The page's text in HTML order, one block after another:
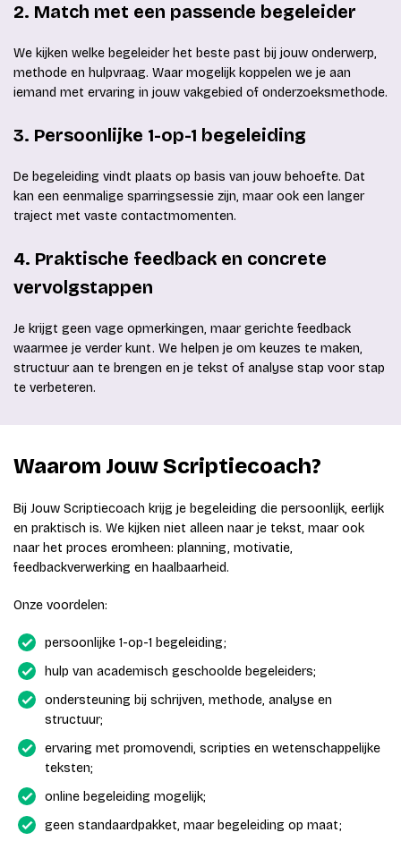
2. Match met een passende begeleider
We kijken welke begeleider het beste past bij jouw onderwerp,
methode en hulpvraag. Waar mogelijk koppelen we je aan
iemand met ervaring in jouw vakgebied of onderzoeksmethode.
3. Persoonlijke 1-op-1 begeleiding
De begeleiding vindt plaats op basis van jouw behoefte. Dat
kan een eenmalige sparringsessie zijn, maar ook een langer
traject met vaste contactmomenten.
4. Praktische feedback en concrete
vervolgstappen
Je krijgt geen vage opmerkingen, maar gerichte feedback
waarmee je verder kunt. We helpen je om keuzes te maken,
structuur aan te brengen en je tekst of analyse stap voor stap
te verbeteren.
Waarom Jouw Scriptiecoach?
Bij Jouw Scriptiecoach krijg je begeleiding die persoonlijk, eerlijk
en praktisch is. We kijken niet alleen naar je tekst, maar ook
naar het proces eromheen: planning, motivatie,
feedbackverwerking en haalbaarheid.
Onze voordelen:
persoonlijke 1-op-1 begeleiding;
hulp van academisch geschoolde begeleiders;
ondersteuning bij schrijven, methode, analyse en
structuur;
ervaring met promovendi, scripties en wetenschappelijke
teksten;
online begeleiding mogelijk;
geen standaardpakket, maar begeleiding op maat;